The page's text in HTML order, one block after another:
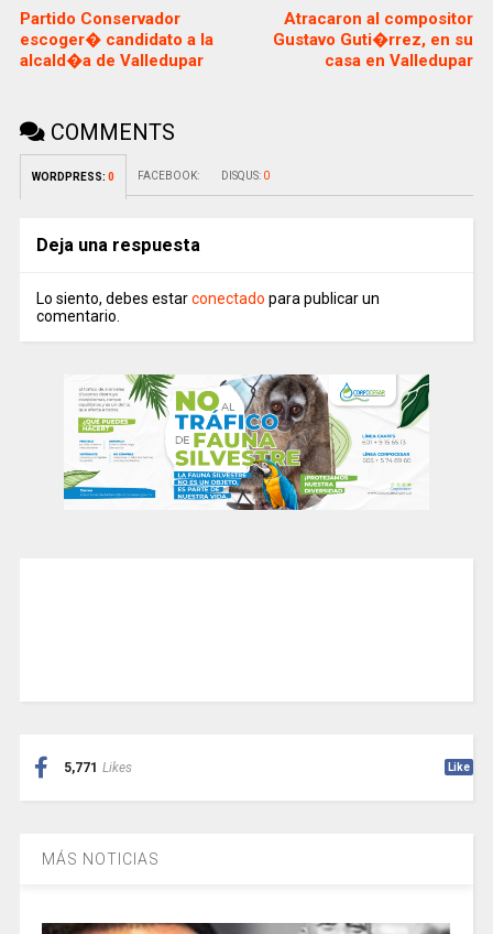
Partido Conservador
escoger� candidato a la
alcald�a de Valledupar
Atracaron al compositor
Gustavo Guti�rrez, en su
casa en Valledupar
COMMENTS
WORDPRESS: 0 FACEBOOK: DISQUS: 0
Deja una respuesta
Lo siento, debes estarconectado para publicar un
comentario.
5,771 Likes Like
MÁS NOTICIAS